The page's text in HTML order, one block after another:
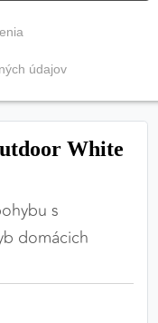
White
s
domácich
fungovanie
možné
údajov